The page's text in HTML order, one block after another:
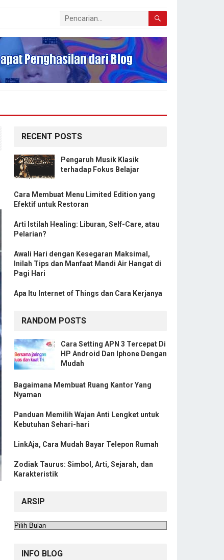
RECENT POSTS
Pengaruh Musik Klasik
terhadap Fokus Belajar
Cara Membuat Menu Limited Edition yang
Efektif untuk Restoran
Arti Istilah Healing: Liburan, Self-Care, atau
Pelarian?
Awali Hari dengan Kesegaran Maksimal,
Inilah Tips dan Manfaat Mandi Air Hangat di
Pagi Hari
Apa Itu Internet of Things dan Cara Kerjanya
RANDOM POSTS
Cara Setting APN 3 Tercepat Di
HP Android Dan Iphone Dengan
Mudah
Bagaimana Membuat Ruang Kantor Yang
Nyaman
Panduan Memilih Wajan Anti Lengket untuk
Kebutuhan Sehari-hari
LinkAja, Cara Mudah Bayar Telepon Rumah
Zodiak Taurus: Simbol, Arti, Sejarah, dan
Karakteristik
ARSIP
Arsip
INFO BLOG